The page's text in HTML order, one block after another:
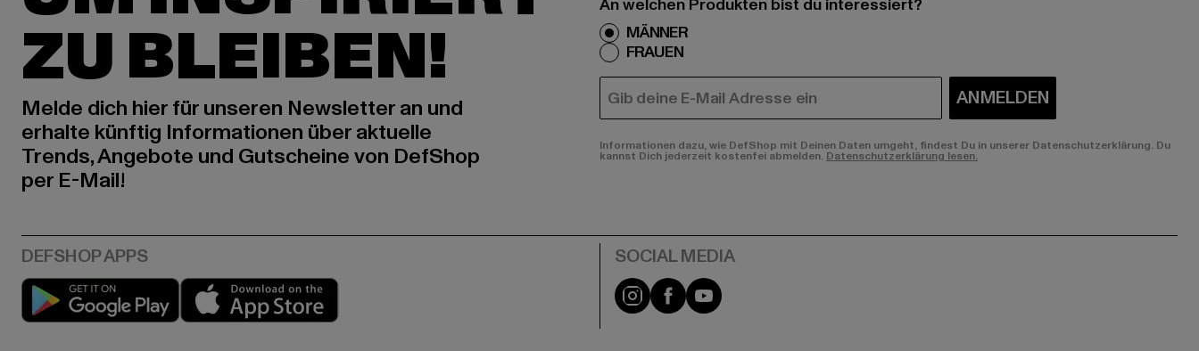
ZU BLEIBEN!
Melde dich hier für unseren Newsletter an und
erhalte künftig Informationen über aktuelle
Trends, Angebote und Gutscheine von DefShop
per E-Mail!
An welchen Produkten bist du interessiert?
MÄNNER
FRAUEN
E-MAIL ANMELDEN
Informationen dazu, wie DefShop mit Deinen Daten umgeht, findest Du in unserer Datenschutzerklärung. Du
kannst Dich jederzeit kostenfei abmelden. Datenschutzerklärung lesen.
Play market Instagram
FacebookYouTube